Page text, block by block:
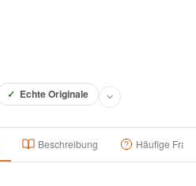
✓ Echte Originale
Beschreibung Häufige